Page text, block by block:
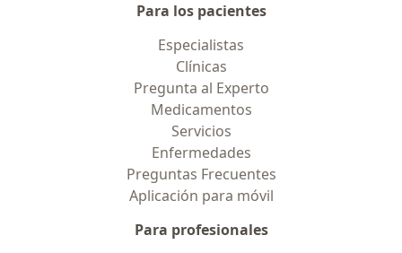
Para los pacientes
Especialistas
Clínicas
Pregunta al Experto
Medicamentos
Servicios
Enfermedades
Preguntas Frecuentes
Aplicación para móvil
Para profesionales